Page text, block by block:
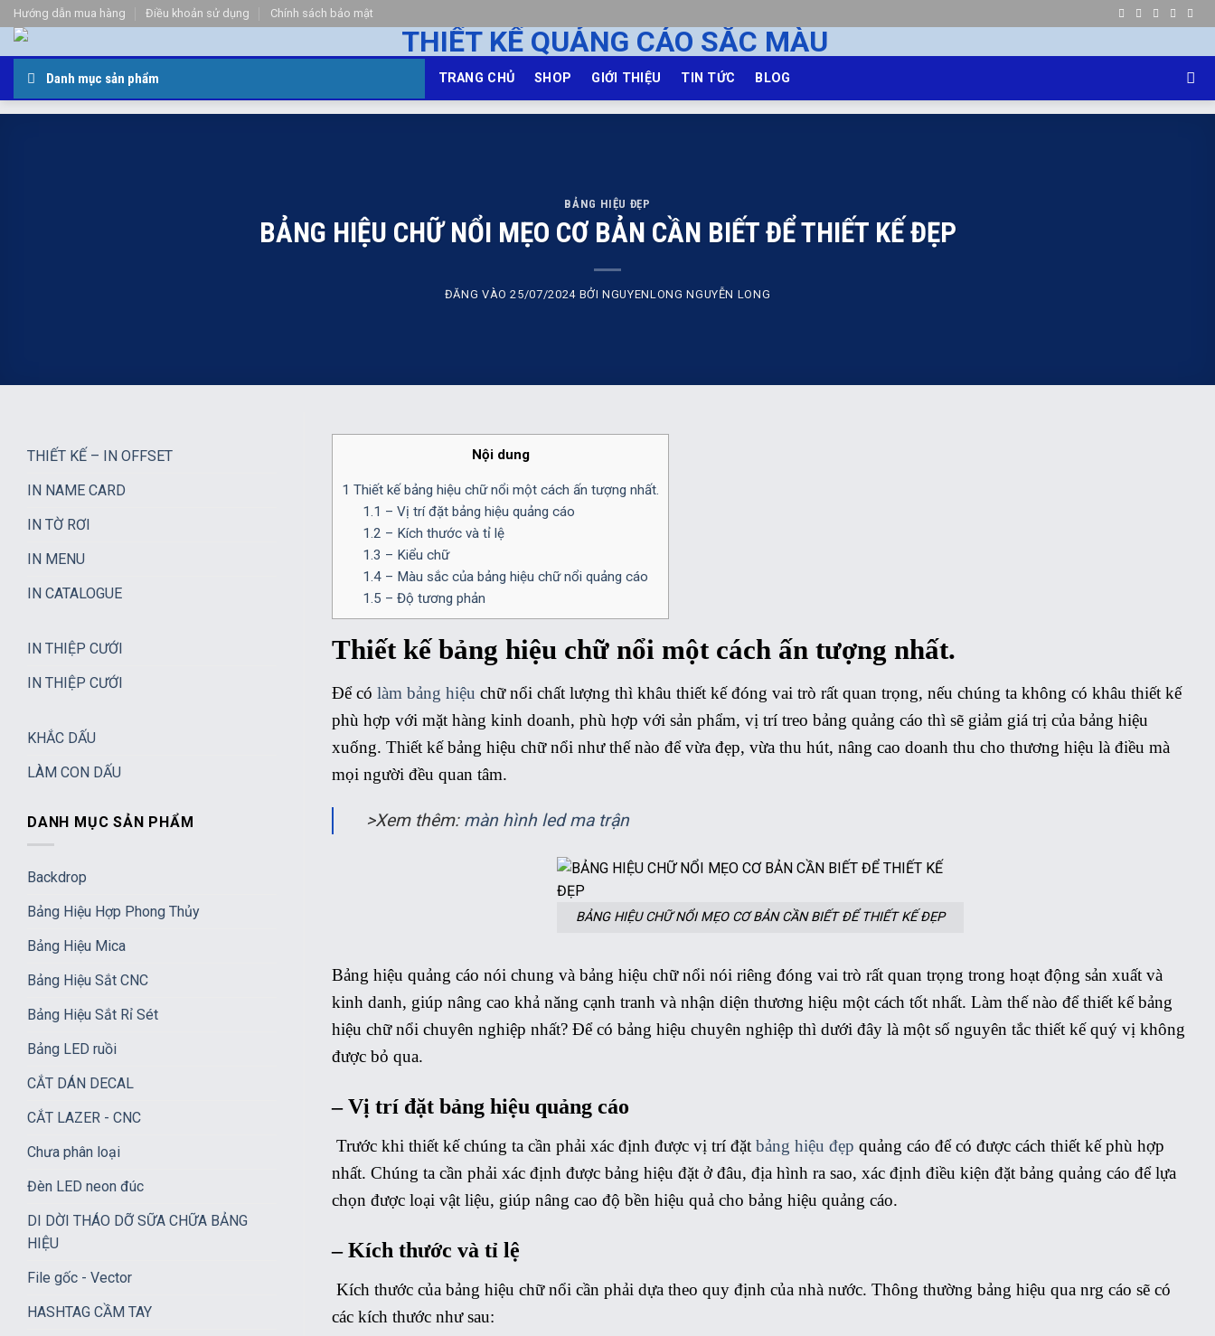
Bỏ
qua
nội
dung
Hướng dẫn mua hàng Điều khoản sử dụng Chính sách bảo mật
Danh mục sản phẩm TRANG CHỦ SHOP GIỚI THIỆU TIN TỨC BLOG
BẢNG HIỆU ĐẸP
BẢNG HIỆU CHỮ NỔI MẸO CƠ BẢN CẦN BIẾT ĐỂ THIẾT KẾ ĐẸP
ĐĂNG VÀO25/07/2024 BỞINGUYENLONG NGUYỄN LONG
THIẾT KẾ – IN OFFSET
IN NAME CARD
IN TỜ RƠI
IN MENU
IN CATALOGUE
IN THIỆP CƯỚI
IN THIỆP CƯỚI
KHẮC DẤU
LÀM CON DẤU
DANH MỤC SẢN PHẨM
Backdrop
Bảng Hiệu Hợp Phong Thủy
Bảng Hiệu Mica
Bảng Hiệu Sắt CNC
Bảng Hiệu Sắt Rỉ Sét
Bảng LED ruồi
CẮT DÁN DECAL
CẮT LAZER - CNC
Chưa phân loại
Đèn LED neon đúc
DI DỜI THÁO DỠ SỮA CHỮA BẢNG
HIỆU
File gốc - Vector
HASHTAG CẦM TAY
Nội dung
1 Thiết kế bảng hiệu chữ nổi một cách ấn tượng nhất.
1.1 – Vị trí đặt bảng hiệu quảng cáo
1.2 – Kích thước và tỉ lệ
1.3 – Kiểu chữ
1.4– Màu sắc của bảng hiệu chữ nổi quảng cáo
1.5 – Độ tương phản
Thiết kế bảng hiệu chữ nổi một cách ấn tượng nhất.
Để có làm bảng hiệu chữ nổi chất lượng thì khâu thiết kế đóng vai trò rất quan trọng, nếu chúng ta không có khâu thiết kế
phù hợp với mặt hàng kinh doanh, phù hợp với sản phẩm, vị trí treo bảng quảng cáo thì sẽ giảm giá trị của bảng hiệu
xuống. Thiết kế bảng hiệu chữ nổi như thế nào để vừa đẹp, vừa thu hút, nâng cao doanh thu cho thương hiệu là điều mà
mọi người đều quan tâm.
>Xem thêm: màn hình led ma trận
BẢNG HIỆU CHỮ NỔI MẸO CƠ BẢN CẦN BIẾT ĐỂ THIẾT KẾ ĐẸP
Bảng hiệu quảng cáo nói chung và bảng hiệu chữ nổi nói riêng đóng vai trò rất quan trọng trong hoạt động sản xuất và
kinh danh, giúp nâng cao khả năng cạnh tranh và nhận diện thương hiệu một cách tốt nhất. Làm thế nào để thiết kế bảng
hiệu chữ nổi chuyên nghiệp nhất? Để có bảng hiệu chuyên nghiệp thì dưới đây là một số nguyên tắc thiết kế quý vị không
được bỏ qua.
– Vị trí đặt bảng hiệu quảng cáo
Trước khi thiết kế chúng ta cần phải xác định được vị trí đặt bảng hiệu đẹp quảng cáo để có được cách thiết kế phù hợp
nhất. Chúng ta cần phải xác định được bảng hiệu đặt ở đâu, địa hình ra sao, xác định điều kiện đặt bảng quảng cáo để lựa
chọn được loại vật liệu, giúp nâng cao độ bền hiệu quả cho bảng hiệu quảng cáo.
– Kích thước và tỉ lệ
Kích thước của bảng hiệu chữ nổi cần phải dựa theo quy định của nhà nước. Thông thường bảng hiệu qua nrg cáo sẽ có
các kích thước như sau: